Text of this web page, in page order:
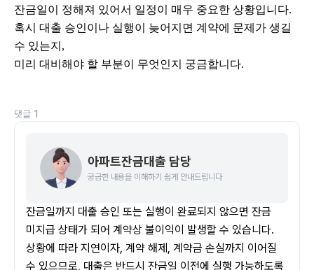
잔금일이 정해져 있어서 일정이 매우 중요한 상황입니다.
혹시 대출 승인이나 실행이 늦어지면 계약에 문제가 생길
수 있는지,
미리 대비해야 할 부분이 무엇인지 궁금합니다.
댓글 1
아파트잔금대출 담당
궁금한 내용을 이해하기 쉽게 안내드립니다
잔금일까지 대출 승인 또는 실행이 완료되지 않으면 잔금
미지급 상태가 되어 계약상 불이익이 발생할 수 있습니다.
상황에 따라 지연이자, 계약 해제, 계약금 손실까지 이어질
수 있으므로, 대출은 반드시 잔금일 이전에 실행 가능하도록